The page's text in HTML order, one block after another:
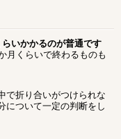
いかかるのが普通です
月くらいで終わるものも
で折り合いがつけられな
について一定の判断をし